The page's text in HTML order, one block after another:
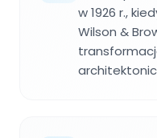
w 1926 r.,
Wilson &